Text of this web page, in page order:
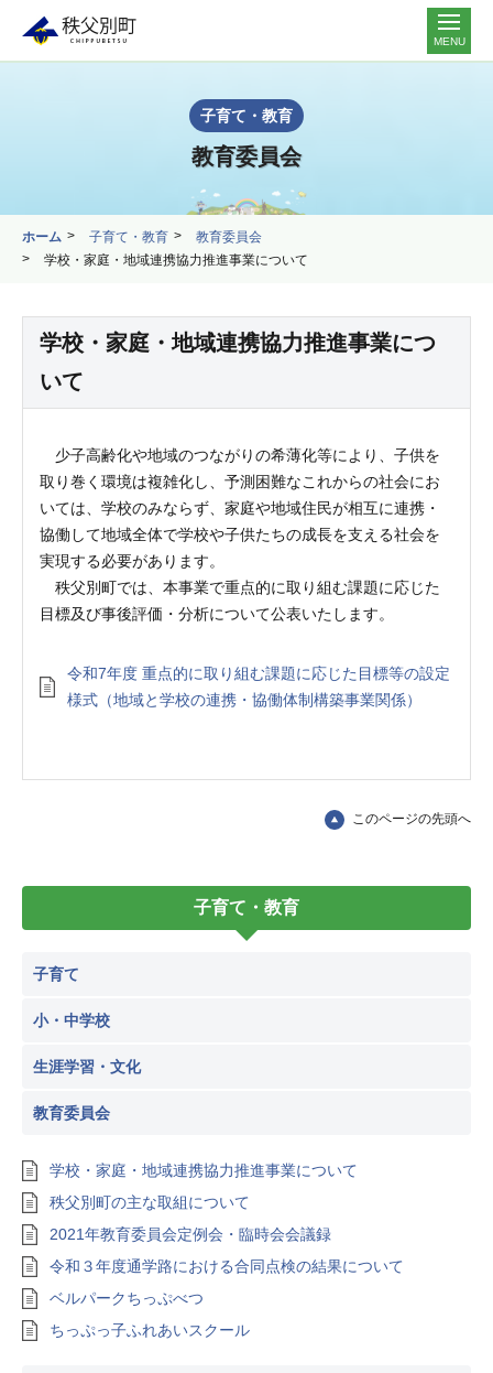
MENU
子育て・教育
教育委員会
ホーム 子育て・教育
教育委員会
学校・家庭・地域連携協力推進事業について
学校・家庭・地域連携協力推進事業につ
いて
少子高齢化や地域のつながりの希薄化等により、子供を
取り巻く環境は複雑化し、予測困難なこれからの社会にお
いては、学校のみならず、家庭や地域住民が相互に連携・
協働して地域全体で学校や子供たちの成長を支える社会を
実現する必要があります。
秩父別町では、本事業で重点的に取り組む課題に応じた
目標及び事後評価・分析について公表いたします。
令和7年度 重点的に取り組む課題に応じた目標等の設定
様式（地域と学校の連携・協働体制構築事業関係）
このページの先頭へ
子育て・教育
子育て
小・中学校
生涯学習・文化
教育委員会
学校・家庭・地域連携協力推進事業について
秩父別町の主な取組について
2021年教育委員会定例会・臨時会会議録
令和３年度通学路における合同点検の結果について
ベルパークちっぷべつ
ちっぷっ子ふれあいスクール